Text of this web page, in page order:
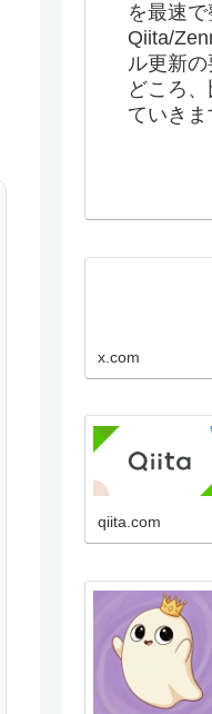
を最速で
Qiita/
ル更新
どころ
ていきま
x.com
qiita.com